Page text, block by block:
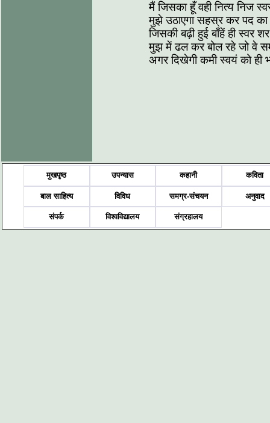
मैं जिसका हूँ वही नित्य निज
मुझे उठाएगा सहस्र कर पद
जिसकी बढ़ी हुई बाँहें ही स्वर
मुझ में ढल कर बोल रहे जो वे
अगर दिखेगी कमी स्वयं को ही
मुखपृष्ठ उपन्यास कहानी कविता
बाल साहित्य विविध समग्र-संचयन अनुवाद
संपर्क विश्वविद्यालय संग्रहालय